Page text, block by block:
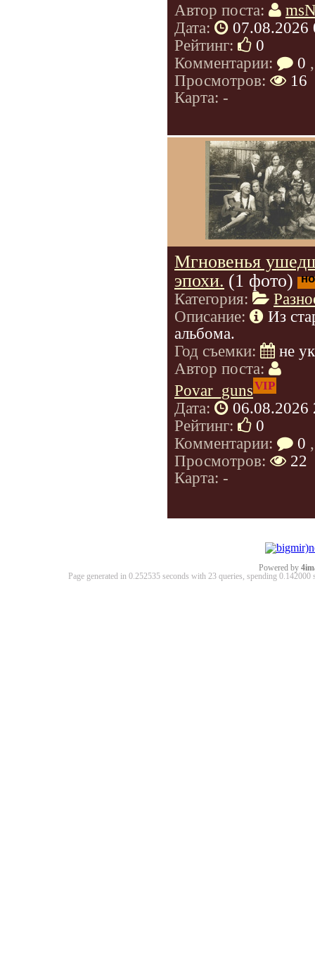
Автор поста:
Дата:
07.08.2026
Рейтинг:
0
Комментарии:
0 ,
Просмотров:
16
Карта: -
Мгновенья
эпохи. (1 фото)
Категория:
Описание:
Из
альбома.
Год съемки:
не
Автор поста:
Povar_gunsVIP
Дата:
06.08.2026
Рейтинг:
0
Комментарии:
0 ,
Просмотров:
22
Карта: -
Powered by
Page generated in 0.252535 seconds with 23 queries, spending